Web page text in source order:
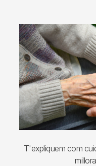
Imagen
T'expliquem com